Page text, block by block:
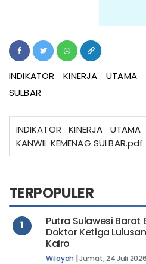
INDIKATOR KINERJA
SULBAR
INDIKATOR KINERJA
KANWIL KEMENAG SULBAR.pdf
TERPOPULER
1
Putra Sulawesi Barat
Doktor Ketiga
Kairo
Wilayah |Jumat, 24 Juli 2026